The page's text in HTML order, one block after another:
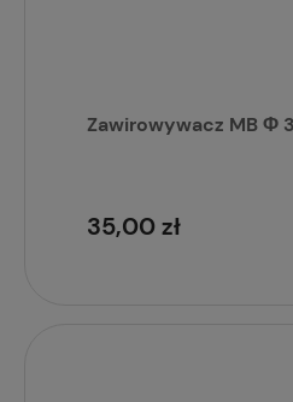
Zawirowywacz MB Φ
35,00 zł